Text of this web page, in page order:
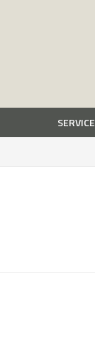
SERVICE